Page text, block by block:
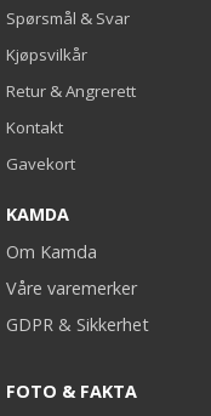
Spørsmål & Svar
Kjøpsvilkår
Retur & Angrerett
Kontakt
Gavekort
KAMDA
Om Kamda
Våre varemerker
GDPR & Sikkerhet
FOTO & FAKTA